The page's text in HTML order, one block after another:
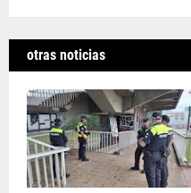
otras noticias